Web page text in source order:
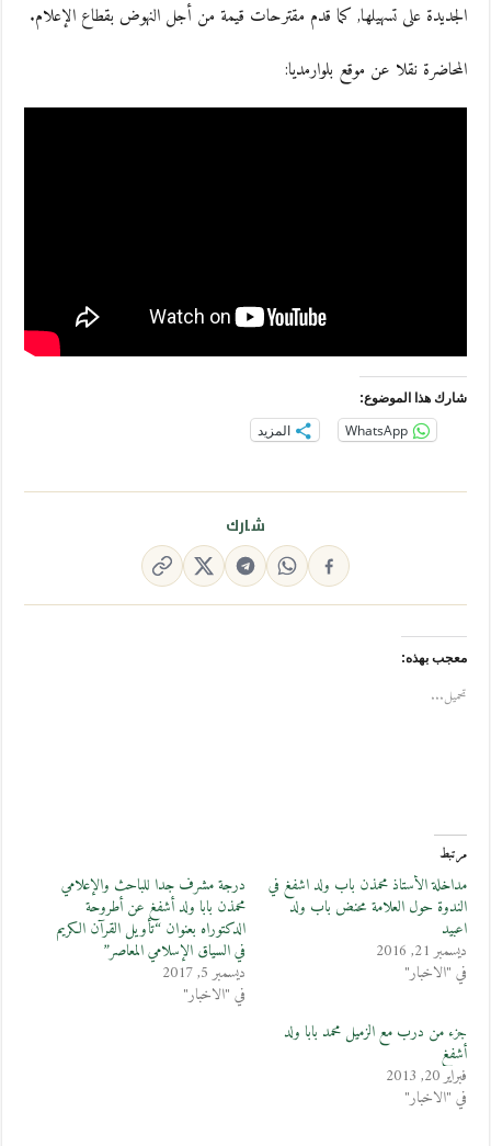
الجديدة على تسهيلها, كما قدم مقترحات قيمة من أجل النهوض بقطاع الإعلام.
المحاضرة نقلا عن موقع بلوارمديا:
شارك هذا الموضوع:
WhatsApp المزيد
شارك
معجب بهذه:
تحميل...
مرتبط
مداخلة الأستاذ محمذن باب ولد اشفغ في
الندوة حول العلامة محنض باب ولد
اعبيد
ديسمبر 21, 2016
في "الاخبار"
درجة مشرف جدا للباحث والإعلامي
محمذن بابا ولد أشفغ عن أطروحة
الدكتوراه بعنوان “تأويل القرآن الكريم
في السياق الإسلامي المعاصر”
ديسمبر 5, 2017
في "الاخبار"
جزء من درب مع الزميل محمد بابا ولد
أشفغ
فبراير 20, 2013
في "الاخبار"